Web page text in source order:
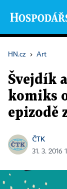
HN.cz › Art
Švejdík
komiks
epizodě
ČTK
31. 3. 2016